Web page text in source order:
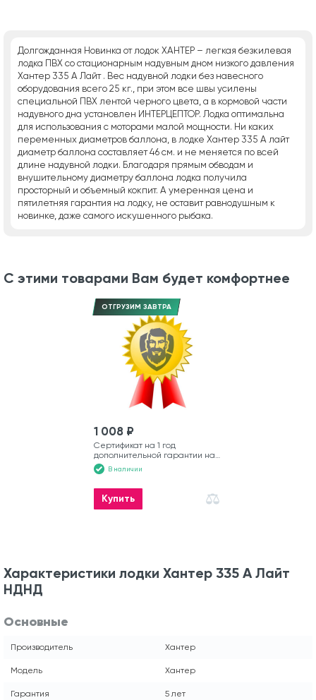
Долгожданная Новинка от лодок ХАНТЕР – легкая безкилевая
лодка ПВХ со стационарным надувным дном низкого давления
Хантер 335 А Лайт . Вес надувной лодки без навесного
оборудования всего 25 кг., при этом все швы усилены
специальной ПВХ лентой черного цвета, а в кормовой части
надувного дна установлен ИНТЕРЦЕПТОР. Лодка оптимальна
для использования с моторами малой мощности. Ни каких
переменных диаметров баллона, в лодке Хантер 335 А лайт
диаметр баллона составляет 46 см. и не меняется по всей
длине надувной лодки. Благодаря прямым обводам и
внушительному диаметру баллона лодка получила
просторный и объемный кокпит. А умеренная цена и
пятилетняя гарантия на лодку, не оставит равнодушным к
новинке, даже самого искушенного рыбака.
С этими товарами Вам будет комфортнее
ОТГРУЗИМ ЗАВТРА
1 008 ₽
Сертификат на 1 год
дополнительной гарантии на
моторную лодку
В наличии
Купить
Характеристики лодки Хантер 335 А Лайт
НДНД
Основные
Производитель Хантер
Модель Хантер
Гарантия 5 лет